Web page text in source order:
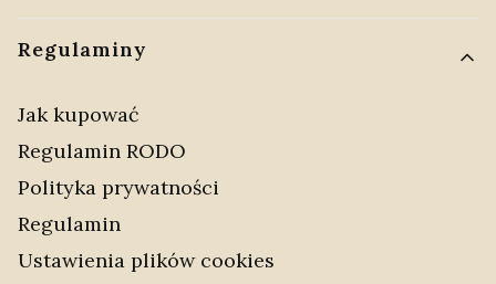
Regulaminy
Jak kupować
Regulamin RODO
Polityka prywatności
Regulamin
Ustawienia plików cookies